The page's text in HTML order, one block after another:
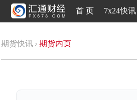
首 页 7x24快讯
期货快讯 期货内页